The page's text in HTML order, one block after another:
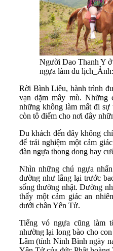
Người Dao Thanh Y
ngựa làm du
Rời Bình Liêu, hành trình
vạn dặm mây mù. Những
những không làm mất đi sự
còn tô điểm cho nơi đây
Du khách đến đây không
để trải nghiệm một cảm
đàn ngựa thong dong hay
Nhìn những chú ngựa
dường như lắng lại trước
sống thường nhật. Dường
thấy một cảm giác an
dưới chân Yên Tử.
Tiếng vó ngựa cũng làm
nhường lại long bào cho
Lâm (tỉnh Ninh Bình ngày